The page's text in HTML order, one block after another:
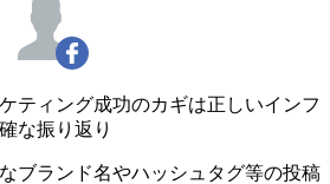
ティング成功のカギは正しいインフ
な振り返り
ブランド名やハッシュタグ等の投稿